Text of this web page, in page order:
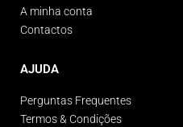
A minha conta
Contactos
AJUDA
Perguntas Frequentes
Termos & Condições